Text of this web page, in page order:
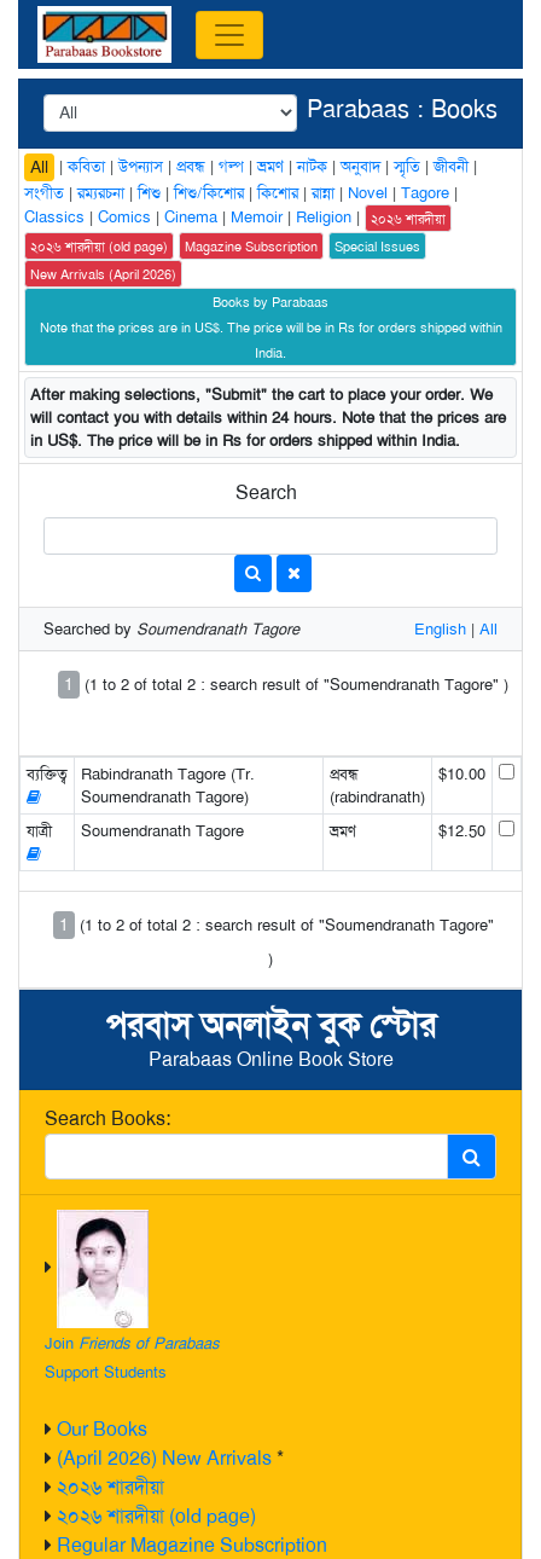
পরবাস অনলাইন বুক স্টোর
Parabaas Online Book Store
Search Books:
Join Friends of Parabaas
Support Students
Our Books
(April 2026) New Arrivals*
২০২৬ শারদীয়া
২০২৬ শারদীয়া (old page)
Regular Magazine Subscription
Parabaas : Books
All |কবিতা|উপন্যাস| প্রবন্ধ | গল্প |ভ্রমণ|নাটক |অনুবাদ|স্মৃতি |জীবনী|
সংগীত |রম্যরচনা|শিশু |শিশু/কিশোর|কিশোর|রান্না| Novel | Tagore |
Classics | Comics | Cinema | Memoir| Religion |
২০২৬ শারদীয়া
২০২৬ শারদীয়া (old page)
Magazine Subscription
Special Issues
New Arrivals (April 2026)
Books by Parabaas
Note that the prices are in US$. The price will be in Rs for orders shipped within
India.
After making selections, "Submit" the cart to place your order. We
will contact you with details within 24 hours. Note that the prices are
in US$. The price will be in Rs for orders shipped within India.
Search
Searched by Soumendranath Tagore English | All
1 (1 to 2 of total 2 : search result of "Soumendranath Tagore" )
ব্যক্তিত্ব
Rabindranath Tagore (Tr.
Soumendranath Tagore)
প্রবন্ধ
(rabindranath)
$10.00
যাত্রী Soumendranath Tagore ভ্রমণ $12.50
1
(1 to 2 of total 2 : search result of "Soumendranath Tagore"
)